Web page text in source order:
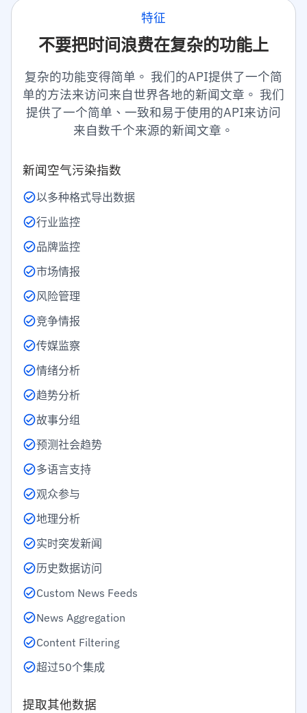
特征
不要把时间浪费在复杂的功能上
复杂的功能变得简单。 我们的API提供了一个简
单的方法来访问来自世界各地的新闻文章。 我们
提供了一个简单、一致和易于使用的API来访问
来自数千个来源的新闻文章。
新闻空气污染指数
以多种格式导出数据
行业监控
品牌监控
市场情报
风险管理
竞争情报
传媒监察
情绪分析
趋势分析
故事分组
预测社会趋势
多语言支持
观众参与
地理分析
实时突发新闻
历史数据访问
Custom News Feeds
News Aggregation
Content Filtering
超过50个集成
提取其他数据